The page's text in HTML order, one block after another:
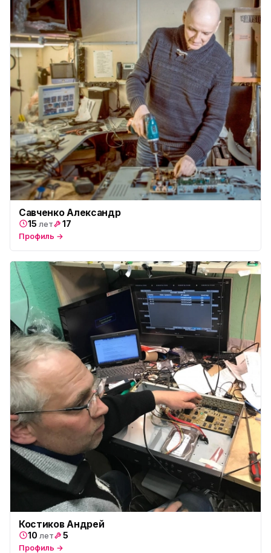
Савченко Александр
15 лет 17
Профиль →
Костиков Андрей
10 лет 5
Профиль →